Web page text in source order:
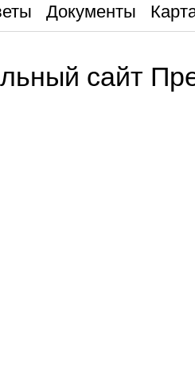
Документы
сайт